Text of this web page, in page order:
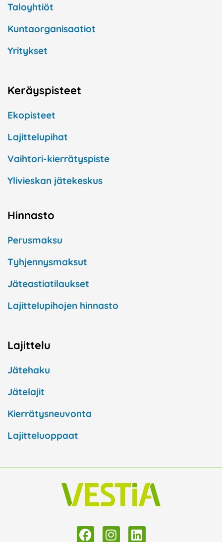
Taloyhtiöt
Kuntaorganisaatiot
Yritykset
Keräyspisteet
Ekopisteet
Lajittelupihat
Vaihtori-kierrätyspiste
Ylivieskan jätekeskus
Hinnasto
Perusmaksu
Tyhjennysmaksut
Jäteastiatilaukset
Lajittelupihojen hinnasto
Lajittelu
Jätehaku
Jätelajit
Kierrätysneuvonta
Lajitteluoppaat
a
n
i